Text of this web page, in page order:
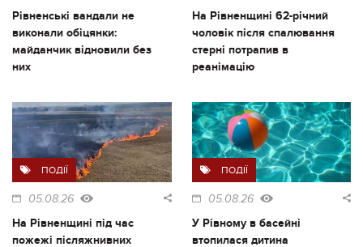
Рівненські вандали не
виконали обіцянки:
майданчик відновили без
них
На Рівненщині 62-річний
чоловік після спалювання
стерні потрапив в
реанімацію
ПОДІЇ
05.08.26
На Рівненщині під час
пожежі післяжнивних
ПОДІЇ
05.08.26
У Рівному в басейні
втопилася дитина